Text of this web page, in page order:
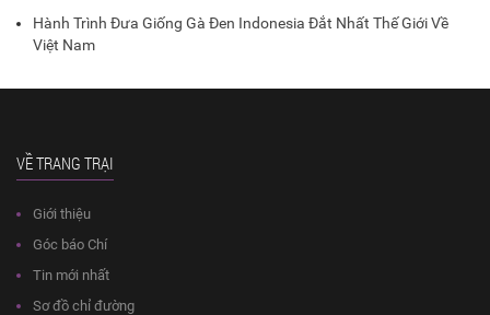
Hành Trình Đưa Giống Gà Đen Indonesia Đắt Nhất Thế Giới Về
Việt Nam
VỀ TRANG TRẠI
Giới thiệu
Góc báo Chí
Tin mới nhất
Sơ đồ chỉ đường